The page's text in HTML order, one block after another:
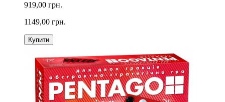
919,00 грн.
1149,00 грн.
Купити